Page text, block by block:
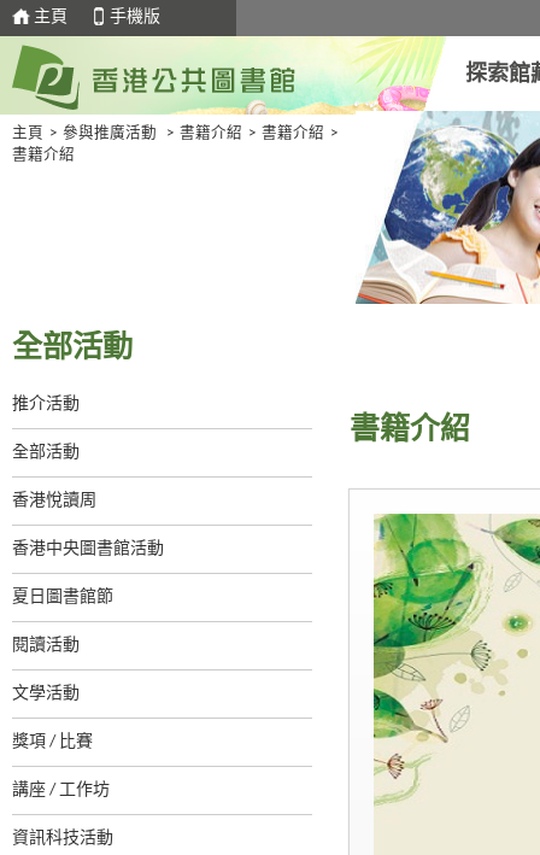
主頁 手機版
探索館
主頁 > 參與推廣活動 > 書籍介紹 > 書籍介紹 >
書籍介紹
全部活動
推介活動
全部活動
香港悅讀周
香港中央圖書館活動
夏日圖書館節
閱讀活動
文學活動
獎項 / 比賽
講座 / 工作坊
資訊科技活動
書籍介紹